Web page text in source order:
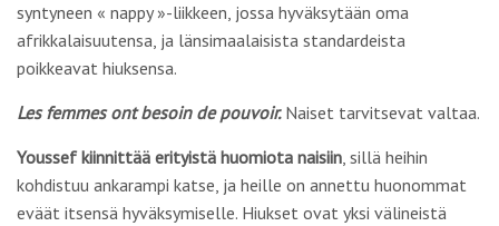
syntyneen « nappy »-liikkeen, jossa hyväksytään oma
afrikkalaisuutensa, ja länsimaalaisista standardeista
poikkeavat hiuksensa.
Les femmes ont besoin de pouvoir.Naiset tarvitsevat valtaa.
Youssef kiinnittää erityistä huomiota naisiin, sillä heihin
kohdistuu ankarampi katse, ja heille on annettu huonommat
eväät itsensä hyväksymiselle. Hiukset ovat yksi välineistä